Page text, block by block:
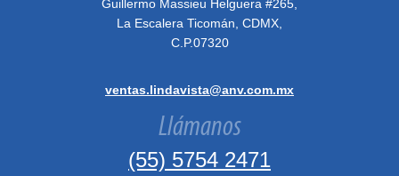
Guillermo Massieu Helguera #265,
La Escalera Ticomán, CDMX,
C.P.07320
ventas.lindavista@anv.com.mx
Llámanos
(55) 5754 2471